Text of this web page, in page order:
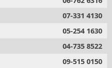
07-331 4130
05-254 1630
04-735 8522
09-515 0150